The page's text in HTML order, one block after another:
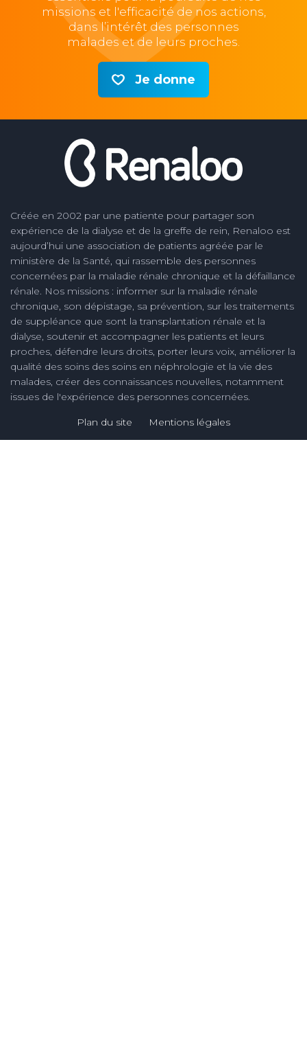
missions et l'efficacité de nos actions,
dans l’intérêt des personnes
malades et de leurs proches.
Je donne
Créée en 2002 par une patiente pour partager son
expérience de la dialyse et de la greffe de rein, Renaloo est
aujourd’hui une association de patients agréée par le
ministère de la Santé, qui rassemble des personnes
concernées par la maladie rénale chronique et la défaillance
rénale. Nos missions : informer sur la maladie rénale
chronique, son dépistage, sa prévention, sur les traitements
de suppléance que sont la transplantation rénale et la
dialyse, soutenir et accompagner les patients et leurs
proches, défendre leurs droits, porter leurs voix, améliorer la
qualité des soins des soins en néphrologie et la vie des
malades, créer des connaissances nouvelles, notamment
issues de l'expérience des personnes concernées.
Plan du site Mentions légales